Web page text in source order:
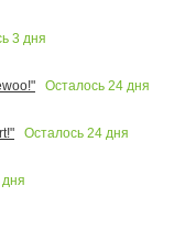
3 дня
Осталось 24 дня
Осталось 24 дня
дня